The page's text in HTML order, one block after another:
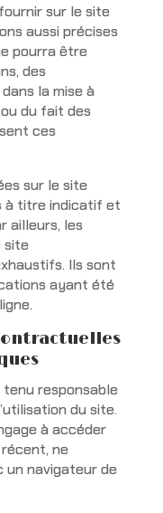
sur le site
aussi précises
pourra être
des
la mise à
du fait des
ces
sur le site
à titre indicatif et
ailleurs, les
site
Ils sont
ayant été
responsable
du site.
à accéder
ne
navigateur de